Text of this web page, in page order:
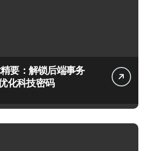
要：解锁后端事务
化科技密码